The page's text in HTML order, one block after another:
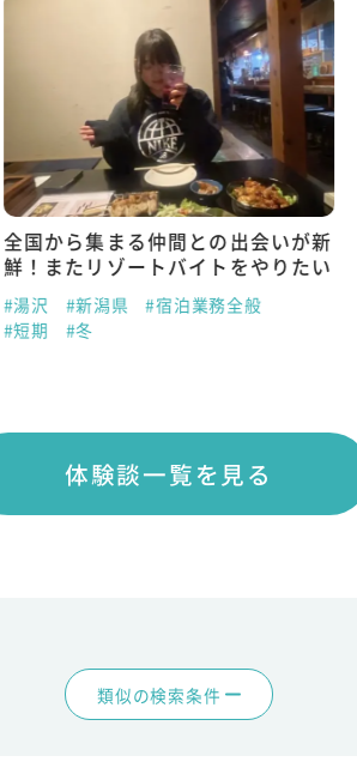
全国から集まる仲間との出会いが新
鮮！またリゾートバイトをやりたい
#湯沢 #新潟県
#宿泊業務全般
#短期
#冬
体験談一覧を見る
類似の検索条件